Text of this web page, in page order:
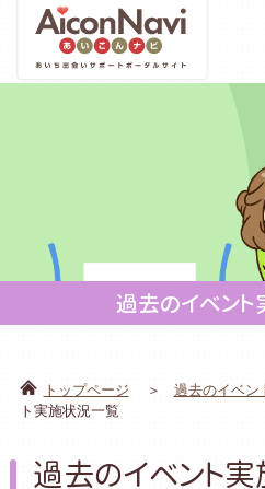
過去のイベン
トップページ 過去のイベン
ト実施状況一覧
過去のイベント